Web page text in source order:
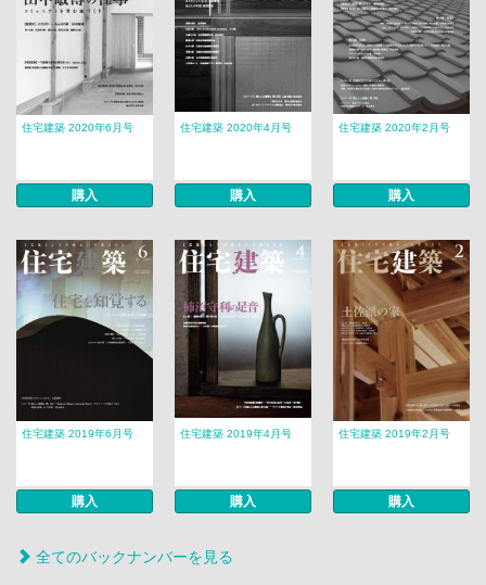
住宅建築 2020年6月号
購入
住宅建築 2020年4月号
購入
住宅建築 2020年2月号
購入
住宅建築 2019年6月号
購入
住宅建築 2019年4月号
購入
住宅建築 2019年2月号
購入
全てのバックナンバーを見る